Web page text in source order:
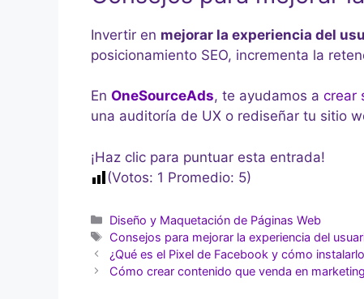
Invertir en mejorar la experiencia del
posicionamiento SEO, incrementa la
En OneSourceAds, te ayudamos a crear
una auditoría de UX o rediseñar tu sitio
¡Haz clic para puntuar esta entrada!
(Votos: 1 Promedio: 5)
Diseño y Maquetación de Páginas Web
Consejos para mejorar la experiencia del
¿Qué es el Pixel de Facebook y cómo
Cómo crear contenido que venda en